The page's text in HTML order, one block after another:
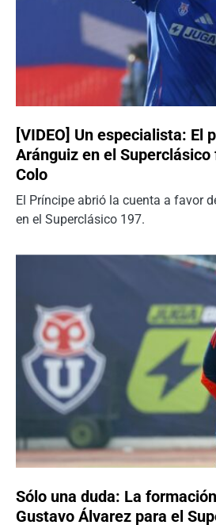
[VIDEO] Un especialista: El
Aránguiz en el
Colo
El Príncipe abrió la cuenta a favor
en el Superclásico 197.
Sólo una duda: La
Gustavo Álvarez para el